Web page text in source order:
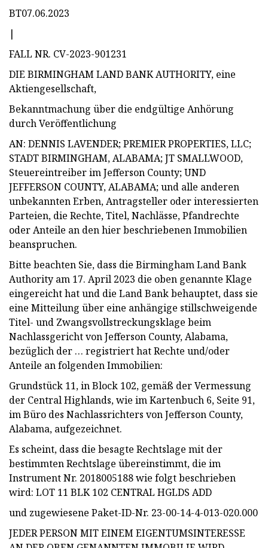
BT07.06.2023
|
FALL NR. CV-2023-901231
DIE BIRMINGHAM LAND BANK AUTHORITY, eine
Aktiengesellschaft,
Bekanntmachung über die endgültige Anhörung
durch Veröffentlichung
AN: DENNIS LAVENDER; PREMIER PROPERTIES, LLC;
STADT BIRMINGHAM, ALABAMA; JT SMALLWOOD,
Steuereintreiber im Jefferson County; UND
JEFFERSON COUNTY, ALABAMA; und alle anderen
unbekannten Erben, Antragsteller oder interessierten
Parteien, die Rechte, Titel, Nachlässe, Pfandrechte
oder Anteile an den hier beschriebenen Immobilien
beanspruchen.
Bitte beachten Sie, dass die Birmingham Land Bank
Authority am 17. April 2023 die oben genannte Klage
eingereicht hat und die Land Bank behauptet, dass sie
eine Mitteilung über eine anhängige stillschweigende
Titel- und Zwangsvollstreckungsklage beim
Nachlassgericht von Jefferson County, Alabama,
bezüglich der … registriert hat Rechte und/oder
Anteile an folgenden Immobilien:
Grundstück 11, in Block 102, gemäß der Vermessung
der Central Highlands, wie im Kartenbuch 6, Seite 91,
im Büro des Nachlassrichters von Jefferson County,
Alabama, aufgezeichnet.
Es scheint, dass die besagte Rechtslage mit der
bestimmten Rechtslage übereinstimmt, die im
Instrument Nr. 2018005188 wie folgt beschrieben
wird: LOT 11 BLK 102 CENTRAL HGLDS ADD
und zugewiesene Paket-ID-Nr. 23-00-14-4-013-020.000
JEDER PERSON MIT EINEM EIGENTUMSINTERESSE